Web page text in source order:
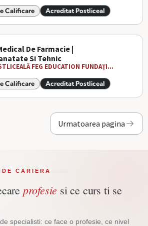
Calificare Acreditat Postliceal
De Farmacie |
Si Tehnic
FEG EDUCATION FUNDAŢI...
Calificare Acreditat Postliceal
Urmatoarea pagina
CARIERA
profesie si ce curs ti se
specialisti: ce face o profesie, ce nivel